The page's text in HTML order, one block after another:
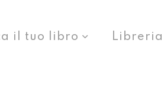
il tuo libro Libreria